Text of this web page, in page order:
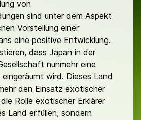
von
sind unter dem Aspekt
Vorstellung einer
eine positive Entwicklung.
dass Japan in der
nunmehr eine
wird. Dieses Land
den Einsatz exotischer
Rolle exotischer Erklärer
Land erfüllen, sondern